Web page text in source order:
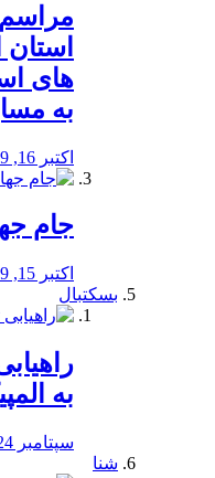
مراسم
استان
های
به
اکتبر 16, 2019
جام
اکتبر 15, 2019
بسکتبال
به
سپتامبر 24, 2019
شنا